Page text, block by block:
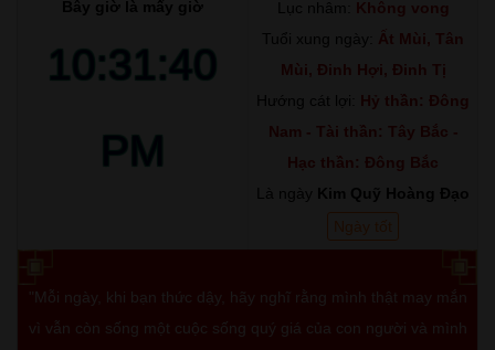
Bây giờ là mấy giờ
10:31:41
PM
Lục nhâm: Không vong
Tuổi xung ngày: Ất Mùi, Tân
Mùi, Đinh Hợi, Đinh Tị
Hướng cát lợi: Hỷ thần: Đông
Nam - Tài thần: Tây Bắc -
Hạc thần: Đông Bắc
Là ngày Kim Quỹ Hoàng Đạo
Ngày tốt
"Mỗi ngày, khi bạn thức dậy, hãy nghĩ rằng mình thật may mắn
vì vẫn còn sống một cuộc sống quý giá của con người và mình